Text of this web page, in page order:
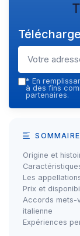
* En
à des fins
partenaires.
SOMMAIRE
Origine et
Les
Prix et
Accords mets-
italienne
Expériences